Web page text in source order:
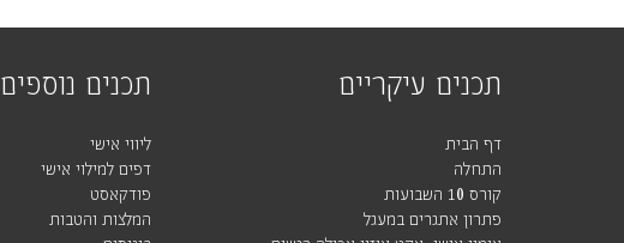
תכנים עיקריים
דף הבית
התחלה
קורס 10 השבועות
פתרון אתגרים במעגל
תכנים נוספים
ליווי אישי
דפים למילוי אישי
פודקאסט
המלצות והטבות